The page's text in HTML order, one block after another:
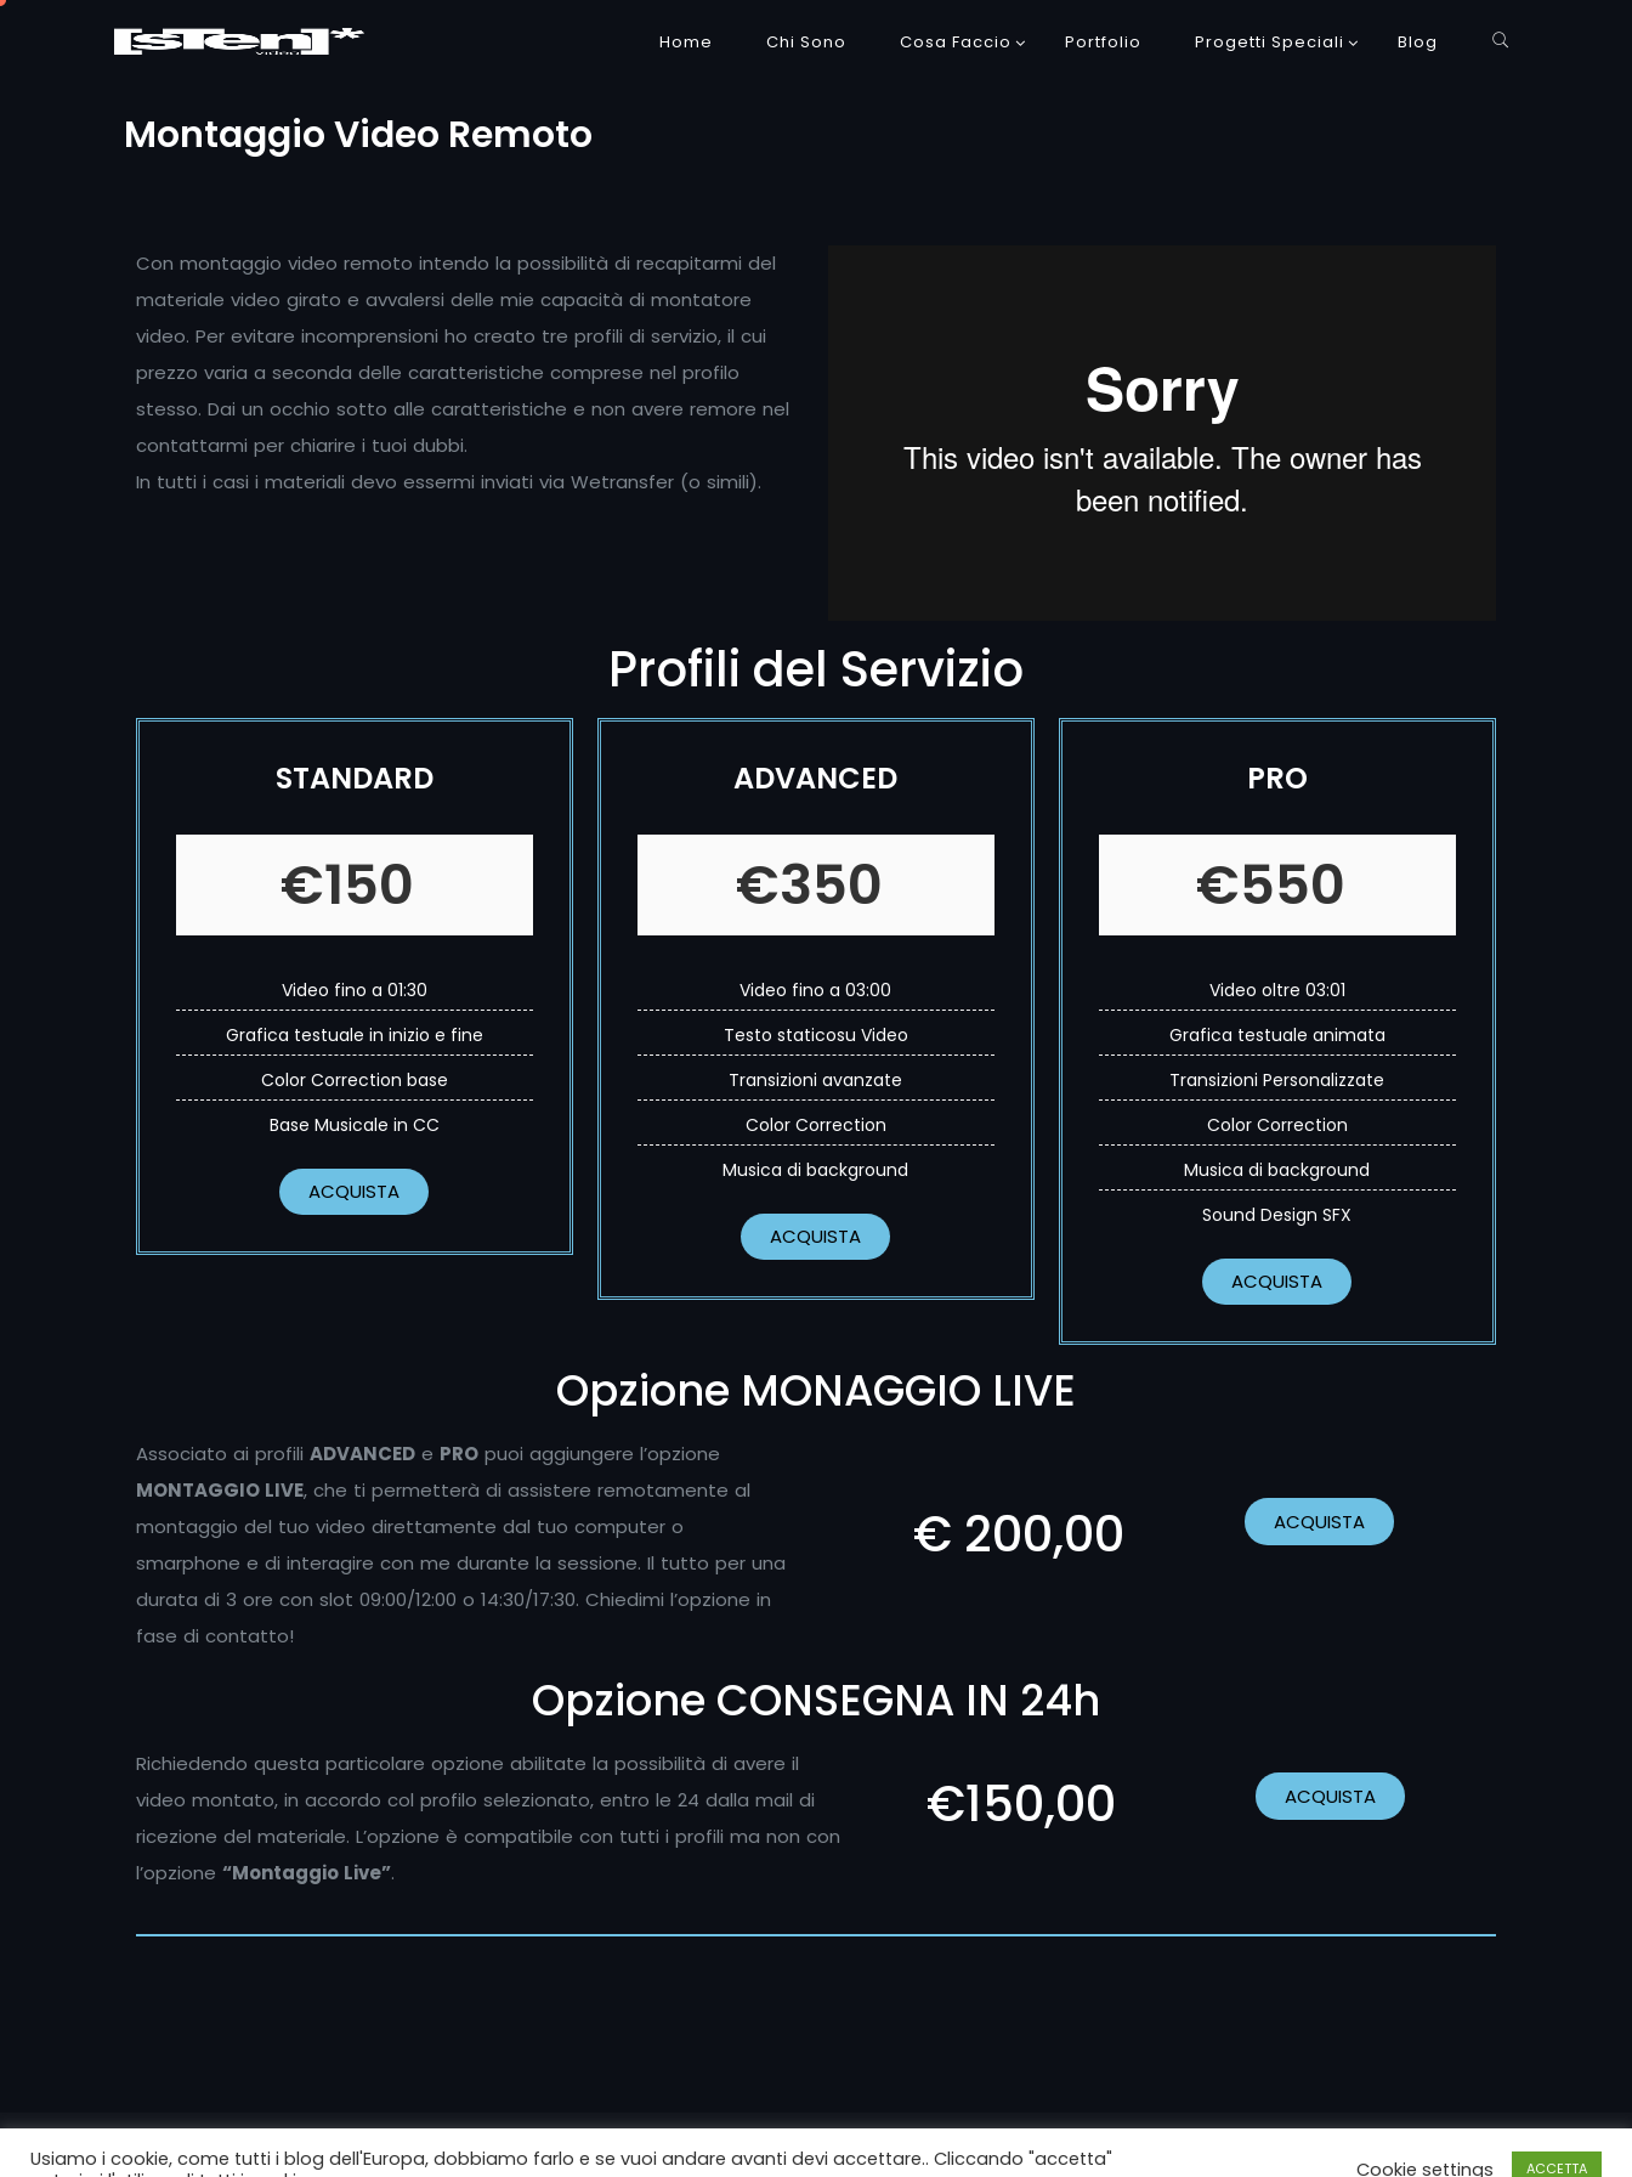
Home Chi Sono Cosa Faccio Portfolio Progetti Speciali Blog
Montaggio Video Remoto
Con montaggio video remoto intendo la possibilità di recapitarmi del
materiale video girato e avvalersi delle mie capacità di montatore
video. Per evitare incomprensioni ho creato tre profili di servizio, il cui
prezzo varia a seconda delle caratteristiche comprese nel profilo
stesso. Dai un occhio sotto alle caratteristiche e non avere remore nel
contattarmi per chiarire i tuoi dubbi.
In tutti i casi i materiali devo essermi inviati via Wetransfer (o simili).
Profili del Servizio
STANDARD
€150
Video fino a 01:30
Grafica testuale in inizio e fine
Color Correction base
Base Musicale in CC
ACQUISTA
ADVANCED
€350
Video fino a 03:00
Testo staticosu Video
Transizioni avanzate
Color Correction
Musica di background
ACQUISTA
PRO
€550
Video oltre 03:01
Grafica testuale animata
Transizioni Personalizzate
Color Correction
Musica di background
Sound Design SFX
ACQUISTA
Opzione MONAGGIO LIVE
Associato ai profili ADVANCED e PRO puoi aggiungere l’opzione
MONTAGGIO LIVE, che ti permetterà di assistere remotamente al
montaggio del tuo video direttamente dal tuo computer o
smarphone e di interagire con me durante la sessione. Il tutto per una
durata di 3 ore con slot 09:00/12:00 o 14:30/17:30. Chiedimi l’opzione in
fase di contatto!
€ 200,00 ACQUISTA
Opzione CONSEGNA IN 24h
Richiedendo questa particolare opzione abilitate la possibilità di avere il
video montato, in accordo col profilo selezionato, entro le 24 dalla mail di
ricezione del materiale. L’opzione è compatibile con tutti i profili ma non con
l’opzione “Montaggio Live”.
€150,00 ACQUISTA
© 2006-2021 [sTen]*Video – P.IVA 09626980966 –Privacy Policy
Usiamo i cookie, come tutti i blog dell'Europa, dobbiamo farlo e se vuoi andare avanti devi accettare.. Cliccando "accetta"
Cookie settings ACCETTA